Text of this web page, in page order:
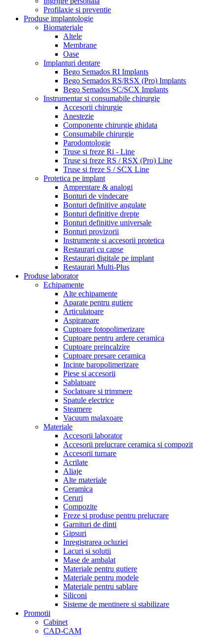
Profilaxie si preventie
Produse implantologie
Biomateriale
Altele
Membrane
Oase
Implanturi dentare
Bego Semados RI Implants
Bego Semados RS/RSX (Pro) Implants
Bego Semados SC/SCX Implants
Instrumentar si consumabile chirurgie
Accesorii chirurgie
Anestezie
Componente chirurgie ghidata
Consumabile chirurgie
Parodontologie
Truse si freze Ri - Line
Truse si freze RS / RSX (Pro) Line
Truse si freze S / SCX Line
Protetica pe implant
Amprentare & analogi
Bonturi de vindecare
Bonturi definitive angulate
Bonturi definitive drepte
Bonturi definitive universale
Bonturi provizorii
Instrumente si accesorii protetica
Restaurari cu capse
Restaurari digitale pe implant
Restaurari Multi-Plus
Produse laborator
Echipamente
Alte echipamente
Aparate pentru gutiere
Articulatoare
Aspiratoare
Cuptoare fotopolimerizare
Cuptoare pentru ardere ceramica
Cuptoare preincalzire
Cuptoare presare ceramica
Incinte baropolimerizare
Piese si accesorii
Sablatoare
Soclatoare si trimmere
Spatule electrice
Steamere
Vacuum malaxoare
Materiale
Accesorii laborator
Accesorii prelucrare ceramica si compozit
Accesorii turnare
Acrilate
Aliaje
Alte materiale
Ceramica
Ceruri
Compozite
Freze si produse pentru prelucrare
Garnituri de dinti
Gipsuri
Inregistrarea ocluziei
Lacuri si solutii
Mase de ambalat
Materiale pentru gutiere
Materiale pentru modele
Materiale pentru sablare
Siliconi
Sisteme de mentinere si stabilizare
Promotii
Cabinet
CAD-CAM